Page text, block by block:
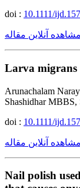
doi : 10.1111/
آنلاین مقاله
Larva migrans
Arunachalam
Shashidhar
doi : 10.1111/
آنلاین مقاله
Nail polish